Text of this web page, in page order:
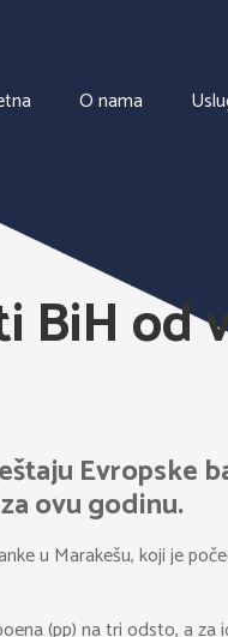
O nama
od
Evropske
ovu godinu.
u Marakešu, koji je